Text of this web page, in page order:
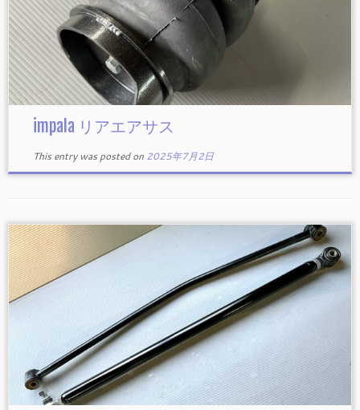
impala リアエアサス
This entry was posted on 2025年7月2日